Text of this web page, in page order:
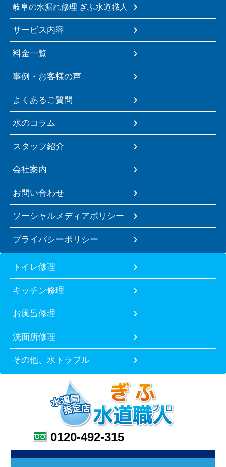
岐阜の水漏れ修理 ぎふ水道職人
サービス内容
料金一覧
事例・お客様の声
よくあるご質問
水のコラム
スタッフ紹介
会社案内
お問い合わせ
ソーシャルメディアポリシー
プライバシーポリシー
トイレ修理
キッチン修理
お風呂修理
洗面所修理
その他、水トラブル
0120-492-315